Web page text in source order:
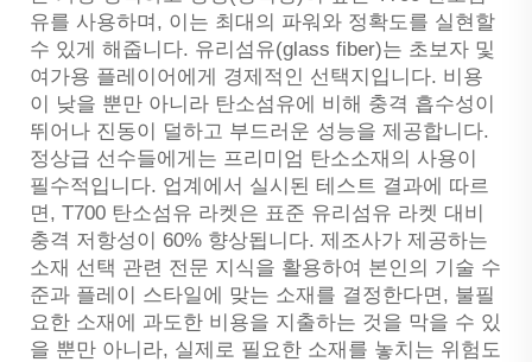
유를 사용하며, 이는 최대의 파워와 정확도를 실현할
수 있게 해줍니다. 유리섬유(glass fiber)는 초보자 및
여가용 플레이어에게 경제적인 선택지입니다. 비용
이 낮을 뿐만 아니라 탄소섬유에 비해 충격 흡수성이
뛰어나 진동이 덜하고 부드러운 성능을 제공합니다.
정상급 선수들에게는 프리미엄 탄소소재의 사용이
필수적입니다. 업계에서 실시된 테스트 결과에 따르
면, T700 탄소섬유 라켓은 표준 유리섬유 라켓 대비
충격 저항성이 60% 향상됩니다. 제조사가 제공하는
소재 선택 관련 전문 지식을 활용하여 본인의 기술 수
준과 플레이 스타일에 맞는 소재를 결정한다면, 불필
요한 소재에 과도한 비용을 지출하는 것을 막을 수 있
을 뿐만 아니라, 실제로 필요한 소재를 놓치는 위험도